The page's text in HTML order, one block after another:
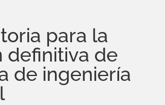
para la
definitiva de
de ingeniería